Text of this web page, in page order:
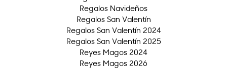
Regalos Navideños
Regalos San Valentín
Regalos San Valentín 2024
Regalos San Valentín 2025
Reyes Magos 2024
Reyes Magos 2026